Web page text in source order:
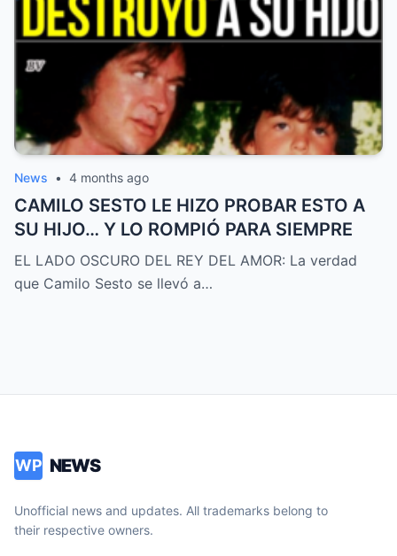
News • 4 months ago
CAMILO SESTO LE HIZO PROBAR ESTO A
SU HIJO… Y LO ROMPIÓ PARA SIEMPRE
EL LADO OSCURO DEL REY DEL AMOR: La verdad
que Camilo Sesto se llevó a…
WP NEWS
Unofficial news and updates. All trademarks belong to
their respective owners.